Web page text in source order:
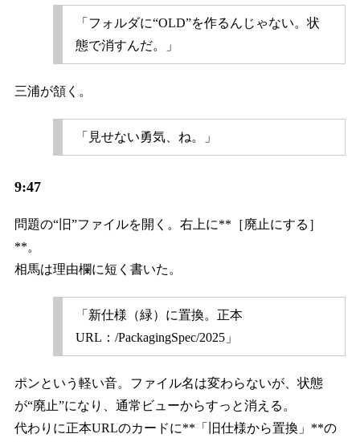
「フォルダに“OLD”を作るんじゃない。状
態で消すんだ。」
三浦が頷く。
「見せない勇気、ね。」
9:47
問題の“旧”ファイルを開く。右上に**［廃止にする］
**。
相馬は理由欄に短く書いた。
「新仕様（緑）に置換。正本
URL：/PackagingSpec/2025」
ポンという軽い音。ファイル名は変わらないが、状態
が“廃止”になり、通常ビューからすっと消える。
代わりに正本URLのカードに**「旧仕様から置換」**の